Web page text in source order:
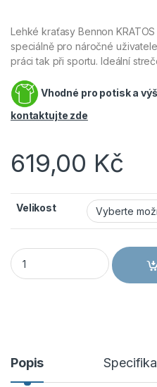
Lehké kraťasy Bennon
speciálně pro náročné
práci tak při sportu. Ideální
Vhodné pro potisk a
kontaktujte zde
619,00 Kč
Velikost
Bennon KRATOS pánské
Popis